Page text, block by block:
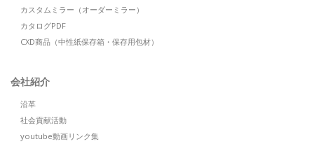
カスタムミラー（オーダーミラー）
カタログPDF
CXD商品（中性紙保存箱・保存用包材）
会社紹介
沿革
社会貢献活動
youtube動画リンク集